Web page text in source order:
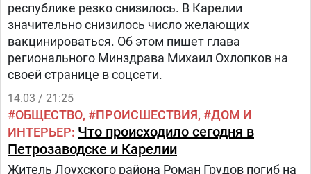
республике резко снизилось. В Карелии
значительно снизилось число желающих
вакцинироваться. Об этом пишет глава
регионального Минздрава Михаил Охлопков на
своей странице в соцсети.
14.03 / 21:25
ОБЩЕСТВО ПРОИСШЕСТВИЯ
ДОМ И
ИНТЕРЬЕР Что происходило сегодня в
Петрозаводске и Карелии
Житель Лоухского района Роман Грудов погиб на